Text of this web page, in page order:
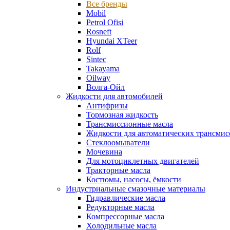
Все бренды
Mobil
Petrol Ofisi
Rosneft
Hyundai XTeer
Rolf
Sintec
Takayama
Oilway
Волга-Ойл
Жидкости для автомобилей
Антифризы
Тормозная жидкость
Трансмиссионные масла
Жидкости для автоматических
Стеклоомыватели
Мочевина
Для мотоциклетных двигателей
Тракторные масла
Костюмы, насосы, ёмкости
Индустриальные смазочные материалы
Гидравлические масла
Редукторные масла
Компрессорные масла
Холодильные масла